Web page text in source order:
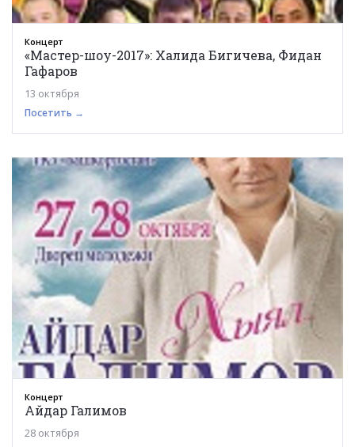
Концерт
«Мастер-шоу-2017»: Халида Бигичева, Фидан
Гафаров
13 октября
Посетить →
Концерт
Айдар Галимов
28 октября